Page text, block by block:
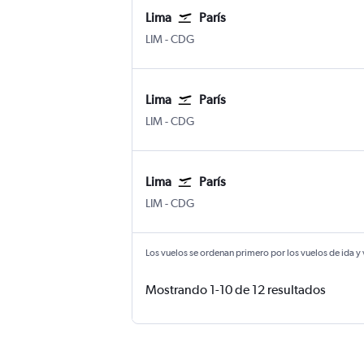
Lima París
LIMLima Internacional Jorge Chávez
-CDG
Lima París
LIMLima Internacional Jorge Chávez
-CDG
Lima París
LIMLima Internacional Jorge Chávez
-CDG
Los vuelos se ordenan primero por los vuelos de ida
Mostrando 1-10 de 12 resultados